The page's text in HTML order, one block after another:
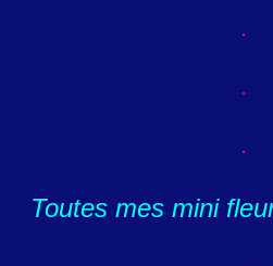
Toutes mes mini